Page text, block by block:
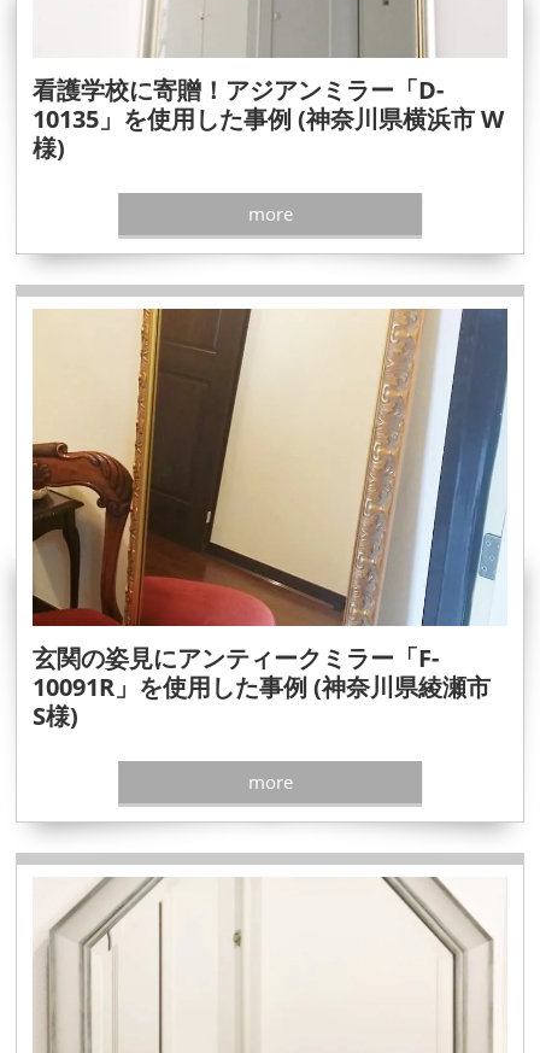
看護学校に寄贈！アジアンミラー「D-
10135」を使用した事例 (神奈川県横浜市 W
様)
more
玄関の姿見にアンティークミラー「F-
10091R」を使用した事例 (神奈川県綾瀬市
S様)
more